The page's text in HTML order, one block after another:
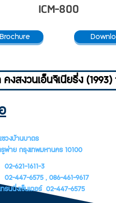
ICM-800
งสงวนเอ็นจิเนียริ่ง (1993)
วงบ้านบาตร
พ่าย กรุงเทพมหานคร 10100
621-1611-3
447-6575 , 086-461-9617
ทรนนิ่งเซ็นเตอร์ 02-447-6575